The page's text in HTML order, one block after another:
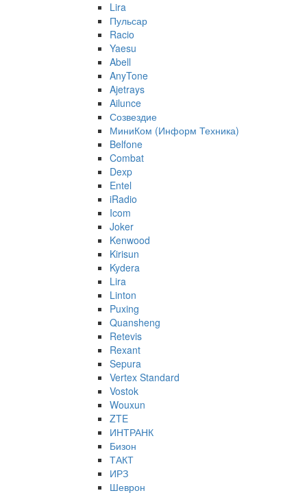
Lira
Пульсар
Racio
Yaesu
Abell
AnyTone
Ajetrays
Ailunce
Созвездие
МиниКом (Информ Техника)
Belfone
Combat
Dexp
Entel
iRadio
Icom
Joker
Kenwood
Kirisun
Kydera
Lira
Linton
Puxing
Quansheng
Retevis
Rexant
Sepura
Vertex Standard
Vostok
Wouxun
ZTE
ИНТРАНК
Бизон
ТАКТ
ИРЗ
Шеврон